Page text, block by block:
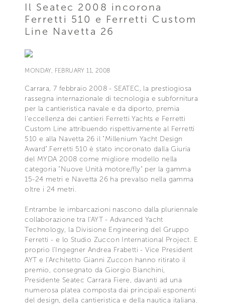
Il Seatec 2008 incorona
Ferretti 510 e Ferretti Custom
Line Navetta 26
MONDAY, FEBRUARY 11, 2008
Carrara, 7 febbraio 2008 - SEATEC, la prestiogiosa
rassegna internazionale di tecnologia e subfornitura
per la cantieristica navale e da diporto, premia
l'eccellenza dei cantieri Ferretti Yachts e Ferretti
Custom Line attribuendo rispettivamente al Ferretti
510 e alla Navetta 26 il "Millenium Yacht Design
Award".Ferretti 510 è stato incoronato dalla Giuria
del MYDA 2008 come migliore modello nella
categoria "Nuove Unità motore/fly" per la gamma
15-24 metri e Navetta 26 ha prevalso nella gamma
oltre i 24 metri.
Entrambe le imbarcazioni nascono dalla pluriennale
collaborazione tra l'AYT - Advanced Yacht
Technology, la Divisione Engineering del Gruppo
Ferretti - e lo Studio Zuccon International Project. E
proprio l'Ingegner Andrea Frabetti - Vice President
AYT e l'Architetto Gianni Zuccon hanno ritirato il
premio, consegnato da Giorgio Bianchini,
Presidente Seatec Carrara Fiere, davanti ad una
numerosa platea composta dai principali esponenti
del design, della cantieristica e della nautica italiana.